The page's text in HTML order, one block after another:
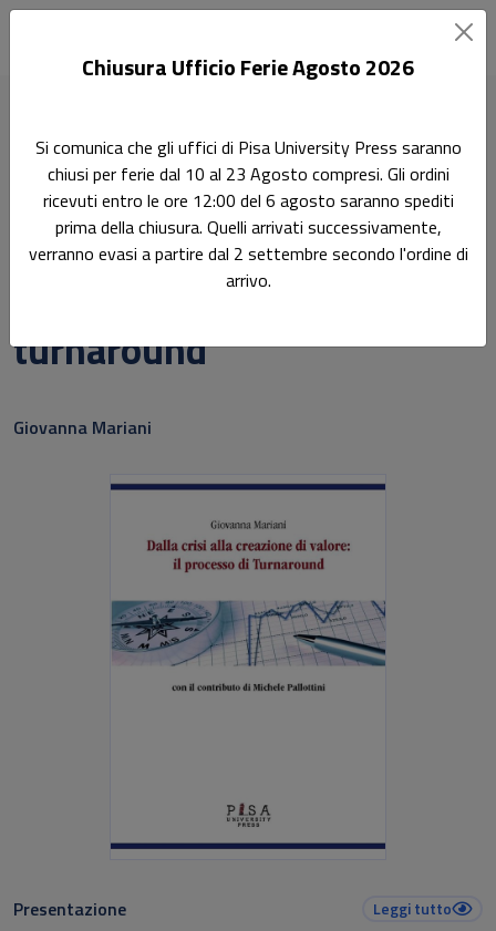
Dalla crisi alla creazione di valore: il processo di turnaround
Ricerca
Dalla crisi alla creazione di
valore: il processo di
turnaround
Giovanna Mariani
Presentazione Leggi tutto
Chiusura Ufficio Ferie Agosto 2026
Si comunica che gli uffici di Pisa University Press saranno
chiusi per ferie dal 10 al 23 Agosto compresi. Gli ordini
ricevuti entro le ore 12:00 del 6 agosto saranno spediti
prima della chiusura. Quelli arrivati successivamente,
verranno evasi a partire dal 2 settembre secondo l'ordine di
arrivo.